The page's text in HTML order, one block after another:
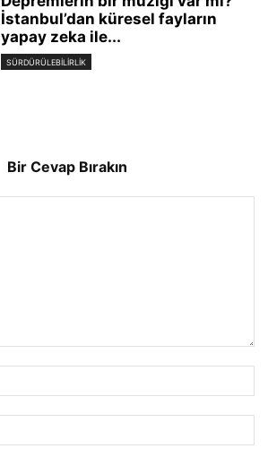
İstanbul’dan küresel fayların
yapay zeka ile...
SÜRDÜRÜLEBILIRLIK
Bir Cevap Bırakın